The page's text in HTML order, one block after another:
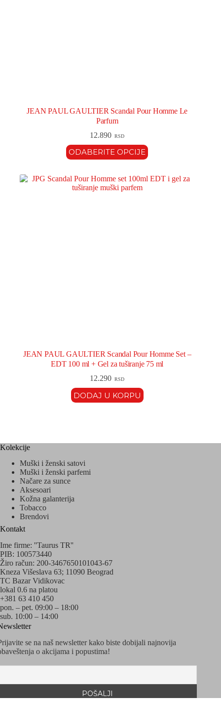
JEAN PAUL GAULTIER Scandal Pour Homme Le
Parfum
12.890 RSD
ODABERITE OPCIJE
JEAN PAUL GAULTIER Scandal Pour Homme Set –
EDT 100 ml + Gel za tuširanje 75 ml
12.290 RSD
DODAJ U KORPU
Kolekcije
Muški i ženski satovi
Muški i ženski parfemi
Načare za sunce
Aksesoari
Kožna galanterija
Tobacco
Brendovi
Kontakt
Ime firme: ''Taurus TR''
PIB: 100573440
Žiro račun: 200-3467650101043-67
Kneza Višeslava 63; 11090 Beograd
TC Bazar Vidikovac
lokal 0.6 na platou
+381 63 410 450
pon. – pet. 09:00 – 18:00
sub. 10:00 – 14:00
se na naš newsletter kako biste dobijali najnovija
o akcijama i popustima!